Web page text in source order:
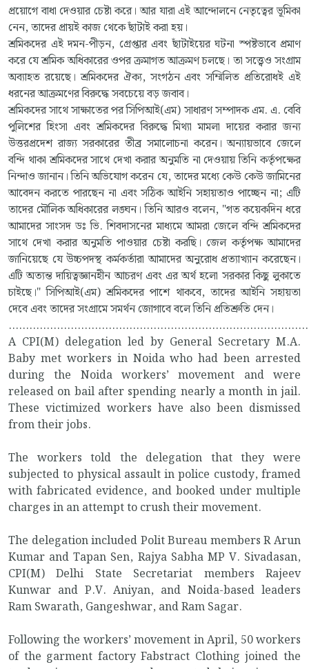
প্রয়োগে বাধা দেওয়ার চেষ্টা করে। আর যারা এই আন্দোলনে নেতৃত্বের ভূমিকা
নেন, তাদের প্রায়ই কাজ থেকে ছাঁটাই করা হয়।
শ্রমিকদের এই দমন-পীড়ন, গ্রেপ্তার এবং ছাঁটাইয়ের ঘটনা স্পষ্টভাবে প্রমাণ
করে যে শ্রমিক অধিকারের ওপর ক্রমাগত আক্রমণ চলছে। তা সত্ত্বেও সংগ্রাম
অব্যাহত রয়েছে। শ্রমিকদের ঐক্য, সংগঠন এবং সম্মিলিত প্রতিরোধই এই
ধরনের আক্রমণের বিরুদ্ধে সবচেয়ে বড় জবাব।
শ্রমিকদের সাথে সাক্ষাতের পর সিপিআই(এম) সাধারণ সম্পাদক এম. এ. বেবি
পুলিশের হিংসা এবং শ্রমিকদের বিরুদ্ধে মিথ্যা মামলা দায়ের করার জন্য
উত্তরপ্রদেশ রাজ্য সরকারের তীব্র সমালোচনা করেন। অন্যায়ভাবে জেলে
বন্দি থাকা শ্রমিকদের সাথে দেখা করার অনুমতি না দেওয়ায় তিনি কর্তৃপক্ষের
নিন্দাও জানান। তিনি অভিযোগ করেন যে, তাদের মধ্যে কেউ কেউ জামিনের
আবেদন করতে পারছেন না এবং সঠিক আইনি সহায়তাও পাচ্ছেন না; এটি
তাদের মৌলিক অধিকারের লঙ্ঘন। তিনি আরও বলেন, "গত কয়েকদিন ধরে
আমাদের সাংসদ ডঃ ভি. শিবদাসনের মাধ্যমে আমরা জেলে বন্দি শ্রমিকদের
সাথে দেখা করার অনুমতি পাওয়ার চেষ্টা করছি। জেল কর্তৃপক্ষ আমাদের
জানিয়েছে যে উচ্চপদস্থ কর্মকর্তারা আমাদের অনুরোধ প্রত্যাখ্যান করেছেন।
এটি অত্যন্ত দায়িত্বজ্ঞানহীন আচরণ এবং এর অর্থ হলো সরকার কিছু লুকাতে
চাইছে।" সিপিআই(এম) শ্রমিকদের পাশে থাকবে, তাদের আইনি সহায়তা
দেবে এবং তাদের সংগ্রামে সমর্থন জোগাবে বলে তিনি প্রতিশ্রুতি দেন।
A CPI(M) delegation led by General Secretary M.A.
Baby met workers in Noida who had been arrested
during the Noida workers’ movement and were
released on bail after spending nearly a month in jail.
These victimized workers have also been dismissed
from their jobs.
The workers told the delegation that they were
subjected to physical assault in police custody, framed
with fabricated evidence, and booked under multiple
charges in an attempt to crush their movement.
The delegation included Polit Bureau members R Arun
Kumar and Tapan Sen, Rajya Sabha MP V. Sivadasan,
CPI(M) Delhi State Secretariat members Rajeev
Kunwar and P.V. Aniyan, and Noida-based leaders
Ram Swarath, Gangeshwar, and Ram Sagar.
Following the workers’ movement in April, 50 workers
of the garment factory Fabstract Clothing joined the